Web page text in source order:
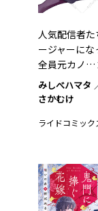
人気配信者た
ージャーにな
全員元カノ…
みしべハマタ
さかむけ
ライドコミック